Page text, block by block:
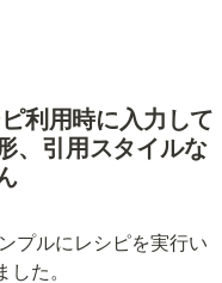
利用時に入力して
、引用スタイルな
プルにレシピを実行い
た。